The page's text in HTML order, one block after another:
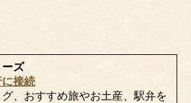
ズ
接続
、おすすめ旅やお土産、駅弁を